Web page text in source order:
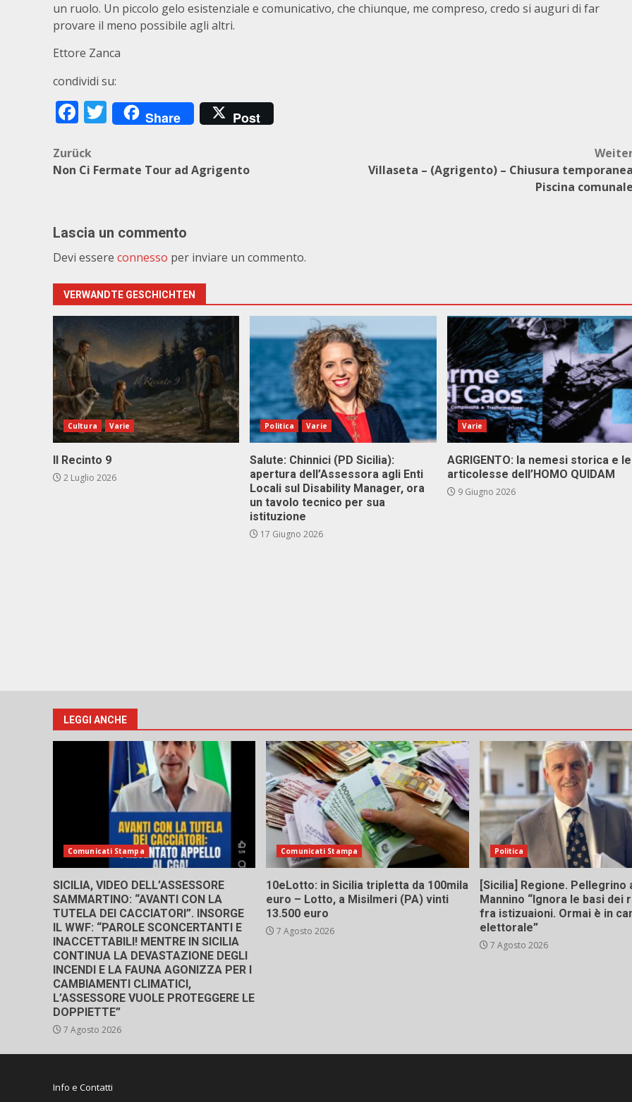
un ruolo. Un piccolo gelo esistenziale e comunicativo, che chiunque, me compreso, credo si auguri di far
provare il meno possibile agli altri.
Ettore Zanca
condividi su:
Facebook
Twitter
Share Post
Beitragsnavigation
Zurück
Non Ci Fermate Tour ad Agrigento
Villaseta – (Agrigento) – Chiusura
Piscina
Lascia un commento
Devi essere connesso per inviare un commento.
VERWANDTE GESCHICHTEN
Cultura Varie
Il Recinto 9
2 Luglio 2026
Politica Varie
Salute: Chinnici (PD Sicilia):
apertura dell’Assessora agli Enti
Locali sul Disability Manager, ora
un tavolo tecnico per sua
istituzione
17 Giugno 2026
Varie
AGRIGENTO: la nemesi storica e le
articolesse dell’HOMO QUIDAM
9 Giugno 2026
LEGGI ANCHE
Comunicati Stampa
SICILIA, VIDEO DELL’ASSESSORE
SAMMARTINO: “AVANTI CON LA
TUTELA DEI CACCIATORI”. INSORGE
IL WWF: “PAROLE SCONCERTANTI E
INACCETTABILI! MENTRE IN SICILIA
CONTINUA LA DEVASTAZIONE DEGLI
INCENDI E LA FAUNA AGONIZZA PER I
CAMBIAMENTI CLIMATICI,
L’ASSESSORE VUOLE PROTEGGERE LE
DOPPIETTE”
7 Agosto 2026
Comunicati Stampa
10eLotto: in Sicilia tripletta da 100mila
euro – Lotto, a Misilmeri (PA) vinti
13.500 euro
7 Agosto 2026
Politica
[Sicilia] Regione. Pellegrino
Mannino “Ignora le basi dei
fra istizuaioni. Ormai è in
elettorale”
7 Agosto 2026
Info e Contatti